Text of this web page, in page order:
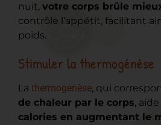
nuit, votre corps brûle
contrôle l’appétit, facilitant
poids.
Stimuler la thermogénèse
La thermogenèse, qui
de chaleur par le corps, aide
calories en augmentant le